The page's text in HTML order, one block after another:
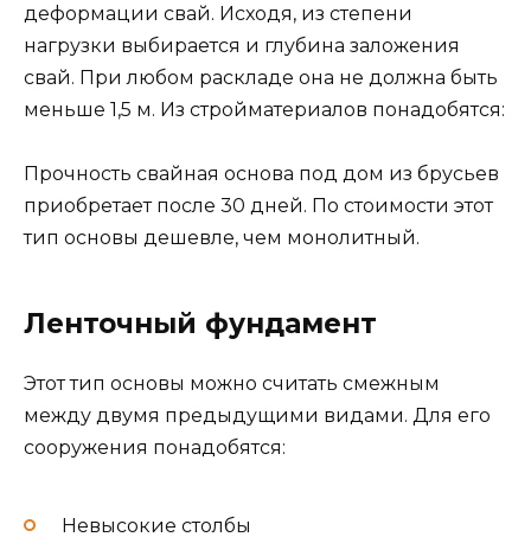
деформации свай. Исходя, из степени
нагрузки выбирается и глубина заложения
свай. При любом раскладе она не должна быть
меньше 1,5 м. Из стройматериалов понадобятся:
Прочность свайная основа под дом из брусьев
приобретает после 30 дней. По стоимости этот
тип основы дешевле, чем монолитный.
Ленточный фундамент
Этот тип основы можно считать смежным
между двумя предыдущими видами. Для его
сооружения понадобятся:
Невысокие столбы